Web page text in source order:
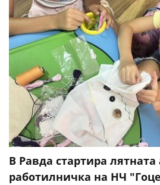
В Равда стартира лятната
работилничка на НЧ